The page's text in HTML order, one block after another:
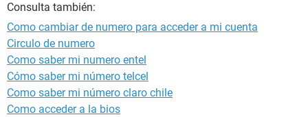
Consulta también:
Como cambiar de numero para acceder a mi cuenta
Circulo de numero
Como saber mi numero entel
Cómo saber mi número telcel
Como saber mi número claro chile
Como acceder a la bios